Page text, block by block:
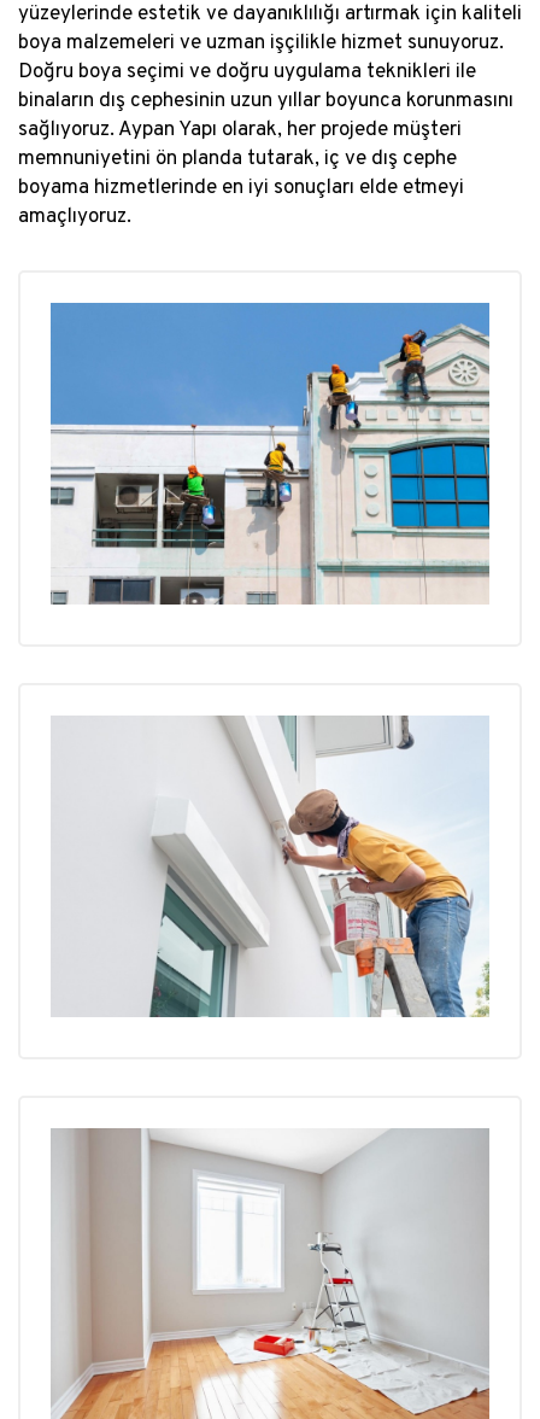
yüzeylerinde estetik ve dayanıklılığı artırmak için kaliteli
boya malzemeleri ve uzman işçilikle hizmet sunuyoruz.
Doğru boya seçimi ve doğru uygulama teknikleri ile
binaların dış cephesinin uzun yıllar boyunca korunmasını
sağlıyoruz. Aypan Yapı olarak, her projede müşteri
memnuniyetini ön planda tutarak, iç ve dış cephe
boyama hizmetlerinde en iyi sonuçları elde etmeyi
amaçlıyoruz.